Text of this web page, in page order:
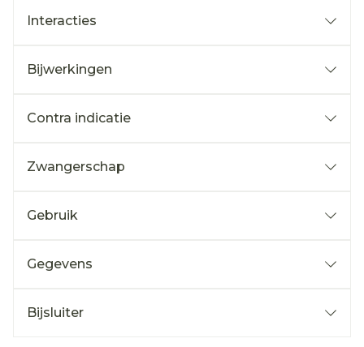
Interacties
Bijwerkingen
Contra indicatie
Zwangerschap
Gebruik
Gegevens
Bijsluiter